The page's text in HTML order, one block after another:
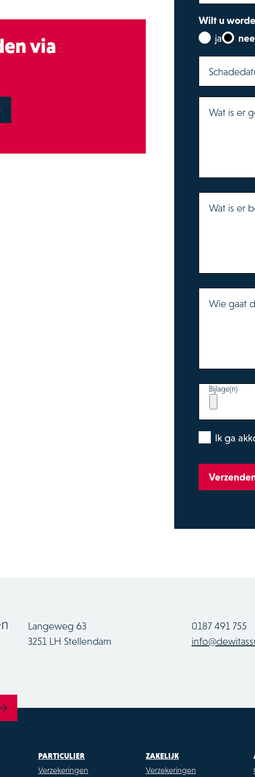
via
Wilt u
ja
nee
Wat is er
Wat is er
Wie gaat
Bijlage(n)
Ik ga
Langeweg 63
3251 LH Stellendam
0187 491 755
PARTICULIER
Verzekeringen
ZAKELIJK
Verzekeringen